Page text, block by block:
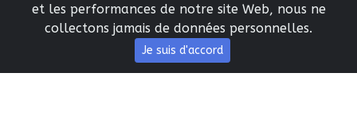
et les performances de notre site Web, nous ne
collectons jamais de données personnelles.
Je suis d'accord